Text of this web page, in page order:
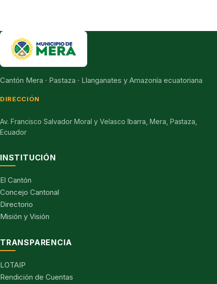
Cantón Mera · Pastaza · Llanganates y Amazonía ecuatoriana
DIRECCIÓN
Av. Francisco Salvador Moral y Velasco Ibarra, Mera, Pastaza,
Ecuador
INSTITUCIÓN
El Cantón
Concejo Cantonal
Directorio
Misión y Visión
TRANSPARENCIA
LOTAIP
Rendición de Cuentas